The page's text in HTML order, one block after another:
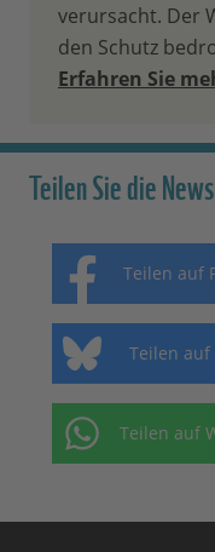
verursacht. Der
den Schutz
Erfahren Sie
Teilen Sie die News
Teilen auf
Teilen auf
Teilen auf